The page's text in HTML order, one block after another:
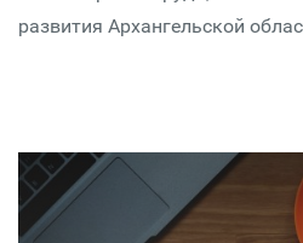
развития Архангельской